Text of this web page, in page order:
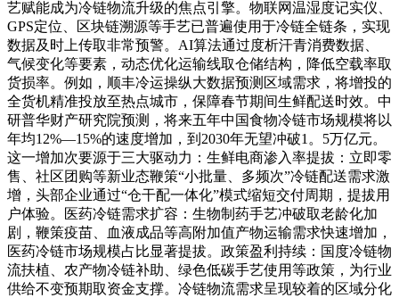
艺赋能成为冷链物流升级的焦点引擎。物联网温湿度记实仪、
GPS定位、区块链溯源等手艺已普遍使用于冷链全链条，实现
数据及时上传取非常预警。AI算法通过度析汗青消费数据、
气候变化等要素，动态优化运输线取仓储结构，降低空载率取
货损率。例如，顺丰冷运操纵大数据预测区域需求，将增投的
全货机精准投放至热点城市，保障春节期间生鲜配送时效。中
研普华财产研究院预测，将来五年中国食物冷链市场规模将以
年均12%—15%的速度增加，到2030年无望冲破1。5万亿元。
这一增加次要源于三大驱动力：生鲜电商渗入率提拔：立即零
售、社区团购等新业态鞭策“小批量、多频次”冷链配送需求激
增，头部企业通过“仓干配一体化”模式缩短交付周期，提拔用
户体验。医药冷链需求扩容：生物制药手艺冲破取老龄化加
剧，鞭策疫苗、血液成品等高附加值产物运输需求快速增加，
医药冷链市场规模占比显著提拔。政策盈利持续：国度冷链物
流扶植、农产物冷链补助、绿色低碳手艺使用等政策，为行业
供给不变预期取资金支撑。冷链物流需求呈现较着的区域分化